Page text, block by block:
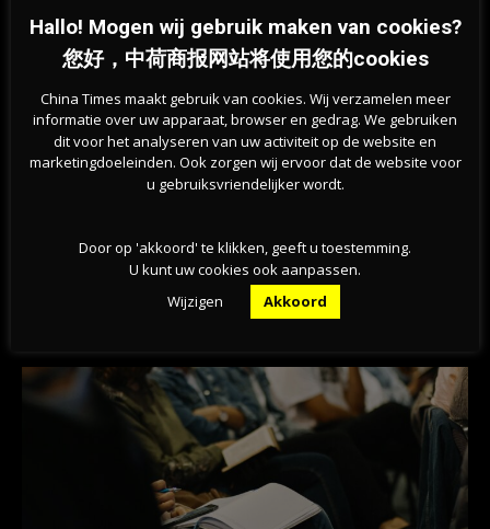
荷兰政坛炸锅！看守内阁陷权力真
空，北约军费大决战开始上演
荷兰用工荒全面失控！三分之二企
业深陷”无人可用”绝境
Hallo! Mogen wij gebruik maken van cookies?
您好，中荷商报网站将使用您的cookies
China Times maakt gebruik van cookies. Wij verzamelen meer
informatie over uw apparaat, browser en gedrag. We gebruiken
dit voor het analyseren van uw activiteit op de website en
marketingdoeleinden. Ook zorgen wij ervoor dat de website voor
u gebruiksvriendelijker wordt.
Door op 'akkoord' te klikken, geeft u toestemming.
U kunt uw cookies ook aanpassen.
Wijzigen
Akkoord